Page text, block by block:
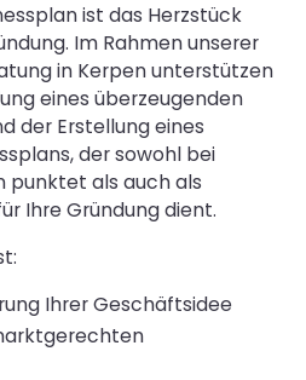
ist das Herzstück
Im Rahmen unserer
in Kerpen unterstützen
eines überzeugenden
der Erstellung eines
der sowohl bei
punktet als auch als
Ihre Gründung dient.
Ihrer Geschäftsidee